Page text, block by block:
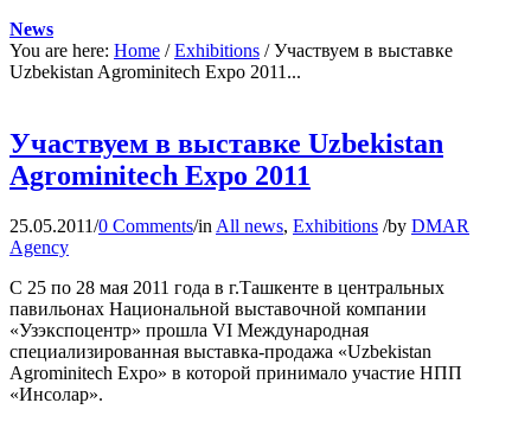
News
You are here: Home / Exhibitions / Участвуем в выставке
Uzbekistan Agrominitech Expo 2011...
Участвуем в выставке Uzbekistan
Agrominitech Expo 2011
25.05.2011/0 Comments/in All news, Exhibitions /by DMAR
Agency
С 25 по 28 мая 2011 года в г.Ташкенте в центральных
павильонах Национальной выставочной компании
«Узэкспоцентр» прошла VI Международная
специализированная выставка-продажа «Uzbekistan
Agrominitech Expo» в которой принимало участие НПП
«Инсолар».